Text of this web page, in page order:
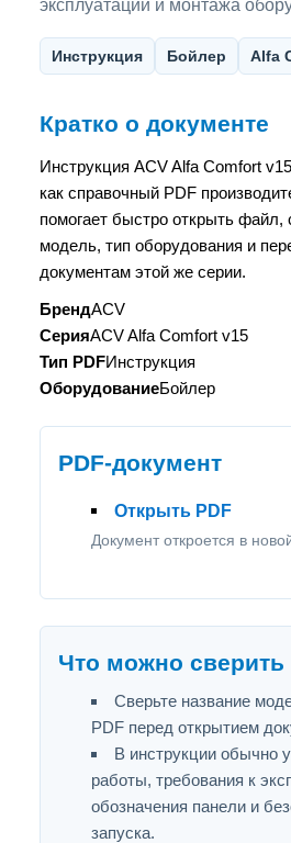
эксплуатации и монтажа
Инструкция Бойлер Alfa
Кратко о документе
Инструкция ACV Alfa Comfort
как справочный PDF
помогает быстро открыть файл,
модель, тип оборудования и
документам этой же серии.
БрендACV
СерияACV Alfa Comfort v15
Тип PDFИнструкция
ОборудованиеБойлер
PDF-документ
Открыть PDF
Документ откроется в
Что можно сверить
Сверьте название
PDF перед открытием
В инструкции обычно
работы, требования к
обозначения панели и
запуска.